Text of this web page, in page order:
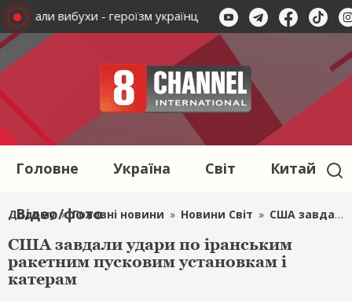
вибухи - героїзм українців оберігає рідну землю
Головне Україна Світ Китай
Відео/фото
Додому » Головні новини » Новини Світ » США завдали удари по іранським ракетним пусковим установкам і катерам
США завдали удари по іранським
ракетним пусковим установкам і
катерам